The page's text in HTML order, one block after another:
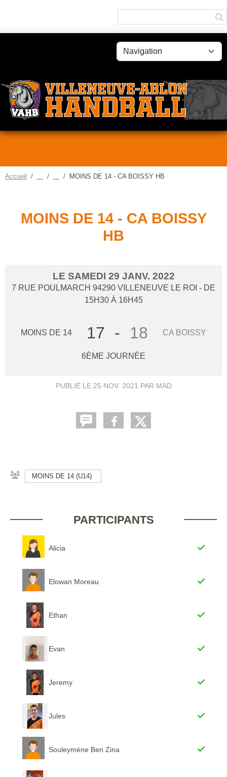
Accueil MOINS DE 14 - CA BOISSY HB
MOINS DE 14 - CA BOISSY
HB
LE SAMEDI 29 JANV. 2022
7 RUE POULMARCH 94290 VILLENEUVE LE ROI - DE
15H30 À 16H45
MOINS DE 14 17 - 18 CA BOISSY
6ÈME JOURNÉE
PUBLIÉ LE 25 NOV. 2021 PAR MAD
MOINS DE 14 (U14)
PARTICIPANTS
Alicia
Elowan Moreau
Ethan
Evan
Jeremy
Jules
Souleymène Ben Zina